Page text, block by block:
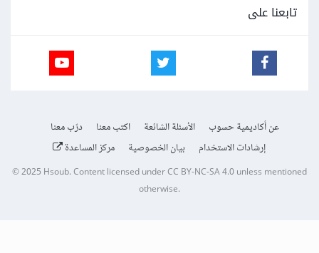
تابعنا على
عن أكاديمية حسوب الأسئلة الشائعة اكتب معنا
درّب معنا
إرشادات الاستخدام
بيان الخصوصية مركز المساعدة
© 2025 Hsoub.Content licensed underCC BY-NC-SA 4.0unless mentioned
otherwise.